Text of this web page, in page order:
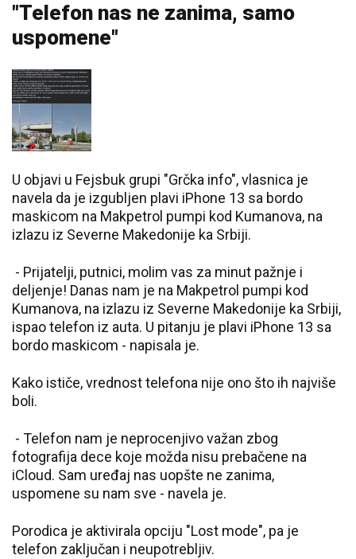
"Telefon nas ne zanima, samo
uspomene"
U objavi u Fejsbuk grupi "Grčka info", vlasnica je
navela da je izgubljen plavi iPhone 13 sa bordo
maskicom na Makpetrol pumpi kod Kumanova, na
izlazu iz Severne Makedonije ka Srbiji.
- Prijatelji, putnici, molim vas za minut pažnje i
deljenje! Danas nam je na Makpetrol pumpi kod
Kumanova, na izlazu iz Severne Makedonije ka Srbiji,
ispao telefon iz auta. U pitanju je plavi iPhone 13 sa
bordo maskicom - napisala je.
Kako ističe, vrednost telefona nije ono što ih najviše
boli.
- Telefon nam je neprocenjivo važan zbog
fotografija dece koje možda nisu prebačene na
iCloud. Sam uređaj nas uopšte ne zanima,
uspomene su nam sve - navela je.
Porodica je aktivirala opciju "Lost mode", pa je
telefon zaključan i neupotrebljiv.